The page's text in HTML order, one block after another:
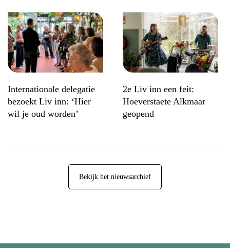
Internationale delegatie
bezoekt Liv inn: ‘Hier
wil je oud worden’
2e Liv inn een feit:
Hoeverstaete Alkmaar
geopend
Bekijk het nieuwsarchief